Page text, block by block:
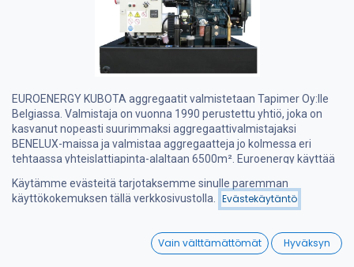
Wishlist
EUROENERGY KUBOTA aggregaatit valmistetaan Tapimer Oy:lle
Belgiassa. Valmistaja on vuonna 1990 perustettu yhtiö, joka on
kasvanut nopeasti suurimmaksi aggregaattivalmistajaksi
BENELUX-maissa ja valmistaa aggregaatteja jo kolmessa eri
tehtaassa yhteislattiapinta-alaltaan 6500m². Euroenergy käyttää
Honda, Yanmar ja Hatz. Generaattoriosat tulevat myös tunnetuilta
valmistajilta Leroy Somer ja Meccalte.
Tapimer Oy tuo maahan pääasiassa Kubota moottorilla
varustettuja aggregaatteja teholtaan 7-40 KVA.
Käytämme evästeitä tarjotaksemme sinulle paremman
käyttökokemuksen tällä verkkosivustolla.
Evästekäytäntö
Vain välttämättömät Hyväksyn